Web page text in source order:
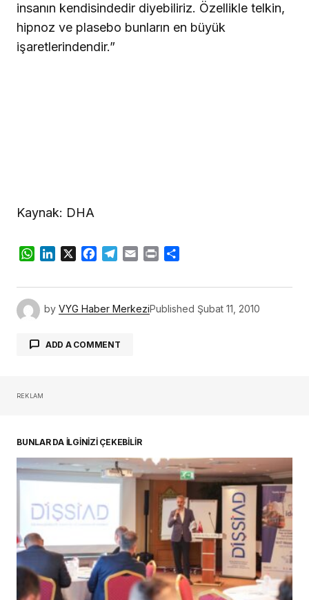
insanın kendisindedir diyebiliriz. Özellikle telkin,
hipnoz ve plasebo bunların en büyük
işaretlerindendir.”
Kaynak: DHA
WhatsApp
LinkedIn
X Facebook
Telegram
Email Print
by VYG Haber MerkeziPublished Şubat 11, 2010
ADD A COMMENT
REKLAM
BUNLAR DA İLGİNİZİ ÇEKEBİLİR